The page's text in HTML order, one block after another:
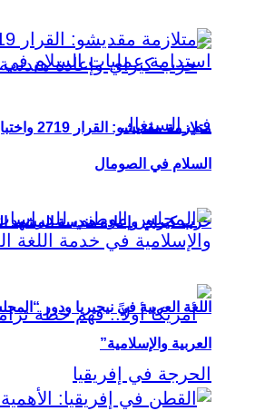
حزب كيراي وإعادة هندسة المشهد
متلازمة
السلام في الصومال
اللغة العربية في نيجيريا ودور
العربية والإسلامية”